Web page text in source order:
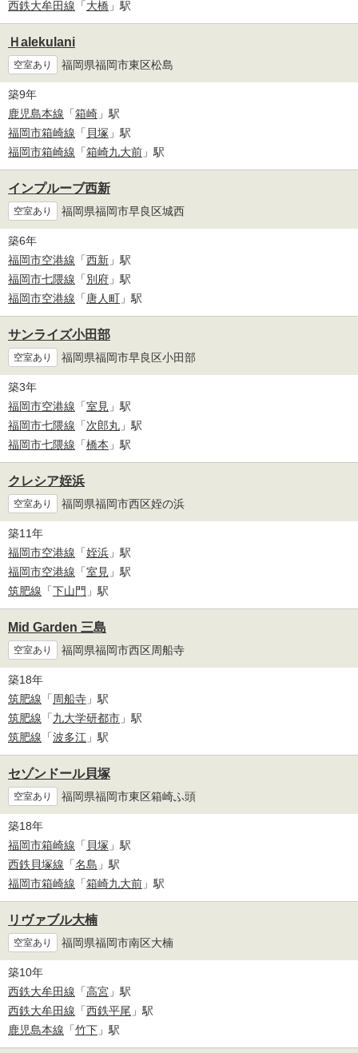
西鉄大牟田線 「大橋 」駅
Ｈalekulani
空室あり 福岡県福岡市東区松島
築9年
鹿児島本線 「箱崎 」駅
福岡市箱崎線 「 貝塚 」駅
福岡市箱崎線 「箱崎九大前 」駅
インプルーブ西新
空室あり 福岡県福岡市早良区城西
築6年
福岡市空港線 「西新 」駅
福岡市七隈線 「別府 」駅
福岡市空港線 「 唐人町 」駅
サンライズ小田部
空室あり 福岡県福岡市早良区小田部
築3年
福岡市空港線 「室見 」駅
福岡市七隈線 「次郎丸 」駅
福岡市七隈線 「橋本 」駅
クレシア姪浜
空室あり 福岡県福岡市西区姪の浜
築11年
福岡市空港線 「姪浜 」駅
福岡市空港線 「室見 」駅
筑肥線 「下山門 」駅
Mid Garden 三島
空室あり 福岡県福岡市西区周船寺
築18年
筑肥線 「 周船寺 」駅
筑肥線 「九大学研都市 」駅
筑肥線 「波多江 」駅
セゾンドール貝塚
空室あり 福岡県福岡市東区箱崎ふ頭
築18年
福岡市箱崎線 「 貝塚 」駅
西鉄貝塚線 「名島 」駅
福岡市箱崎線 「箱崎九大前 」駅
リヴァブル大楠
空室あり 福岡県福岡市南区大楠
築10年
西鉄大牟田線 「高宮 」駅
西鉄大牟田線 「西鉄平尾 」駅
鹿児島本線 「竹下 」駅